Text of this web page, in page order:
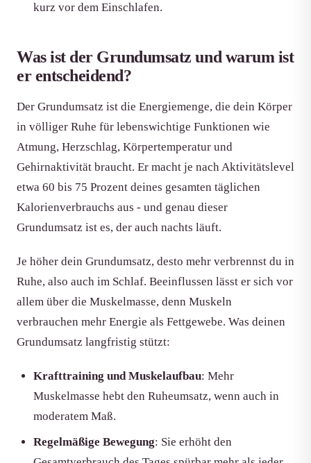
kurz vor dem Einschlafen.
Was ist der Grundumsatz und warum ist
er entscheidend?
Der Grundumsatz ist die Energiemenge, die dein Körper
in völliger Ruhe für lebenswichtige Funktionen wie
Atmung, Herzschlag, Körpertemperatur und
Gehirnaktivität braucht. Er macht je nach Aktivitätslevel
etwa 60 bis 75 Prozent deines gesamten täglichen
Kalorienverbrauchs aus - und genau dieser
Grundumsatz ist es, der auch nachts läuft.
Je höher dein Grundumsatz, desto mehr verbrennst du in
Ruhe, also auch im Schlaf. Beeinflussen lässt er sich vor
allem über die Muskelmasse, denn Muskeln
verbrauchen mehr Energie als Fettgewebe. Was deinen
Grundumsatz langfristig stützt:
Krafttraining und Muskelaufbau: Mehr
Muskelmasse hebt den Ruheumsatz, wenn auch in
moderatem Maß.
Regelmäßige Bewegung: Sie erhöht den